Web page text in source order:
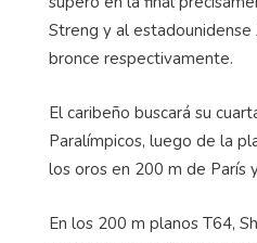
Streng y al
bronce respectivamente.
El caribeño buscará su
Paralímpicos, luego de la
los oros en 200 m de París
En los 200 m planos T64,